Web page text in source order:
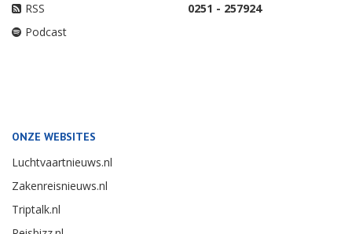
RSS
Podcast
0251 - 257924
ONZE WEBSITES
Luchtvaartnieuws.nl
Zakenreisnieuws.nl
Triptalk.nl